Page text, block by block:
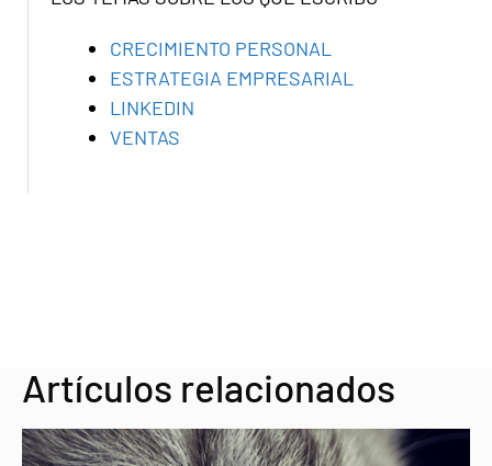
CRECIMIENTO PERSONAL
ESTRATEGIA EMPRESARIAL
LINKEDIN
VENTAS
Artículos relacionados